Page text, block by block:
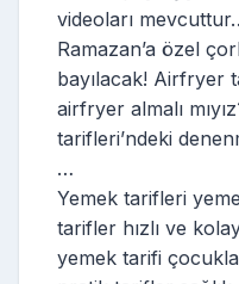
videoları
Ramazan’a özel
bayılacak! Airfryer
airfryer almalı
tarifleri’ndeki
…
Yemek tarifleri
tarifler hızlı ve
yemek tarifi